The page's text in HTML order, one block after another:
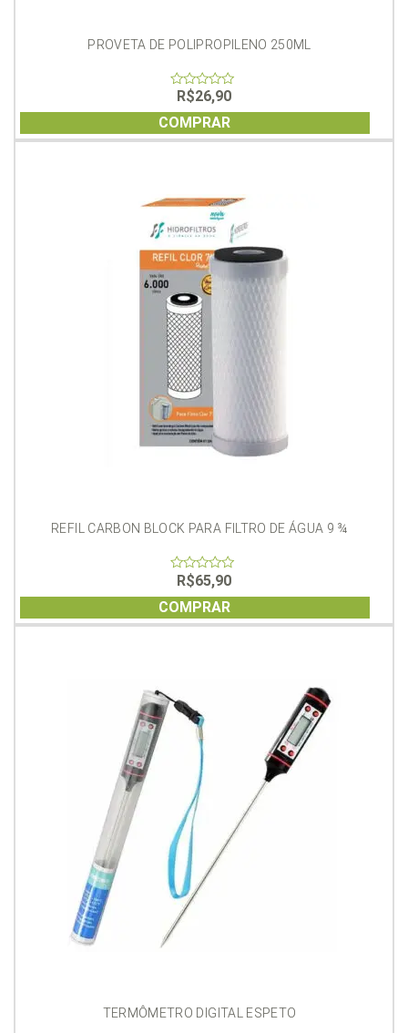
PROVETA DE POLIPROPILENO 250ML
of
5
R$26,90
COMPRAR
REFIL CARBON BLOCK PARA FILTRO DE ÁGUA 9 ¾
of
5
R$65,90
COMPRAR
TERMÔMETRO DIGITAL ESPETO